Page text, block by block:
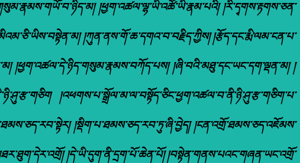
།ཕྱག་འཚལ་ལྷ་ཡི་འཚོ་ཡི་རྣམ་པའི། །རི་དྭགས་རྟགས་ཅན་
།ཀུན་ནས་གོ་ཆ་དགའ་བ་བརྗིད་ཀྱིས། །རྩོད་དང་རྨི་ལམ་ངན་པ་
།ཕྱག་འཚལ་དེ་ཉིད་གསུམ་རྣམས་བཀོད་པས། །ཞི་བའི་མཐུ་དང་ཡང་དག་ལྡན་མ། །
།འཕགས་པ་སྒྲོལ་མ་ལ་བསྟོད་ཅིང་ཕྱག་འཚལ་བ་ནི་ཉི་ཤུ་རྩ་གཅིག་པ་
།སྡིག་པ་ཐམས་ཅད་རབ་ཏུ་ཞི་བྱེད། །ངན་འགྲོ་ཐམས་ཅད་འཇོམས་
།དེ་ཡི་དུག་ནི་དྲག་པོ་ཆེན་པོ། །བསྟེན་གནས་པའང་གཞན་ཡང་འགྲོ་